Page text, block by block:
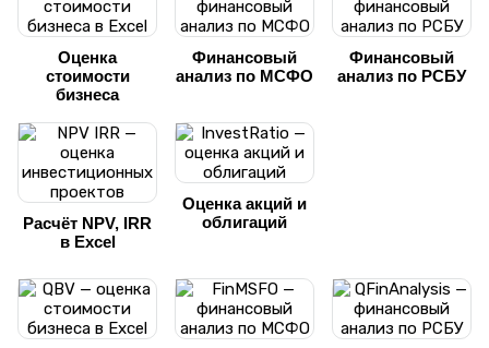
Оценка
стоимости
бизнеса
Финансовый
анализ по МСФО
Финансовый
анализ по РСБУ
Расчёт NPV, IRR
в Excel
Оценка акций и
облигаций